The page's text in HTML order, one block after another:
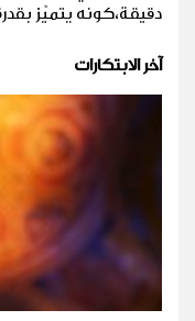
دقيقة،كونه يتميّز
آخر الابتكارات